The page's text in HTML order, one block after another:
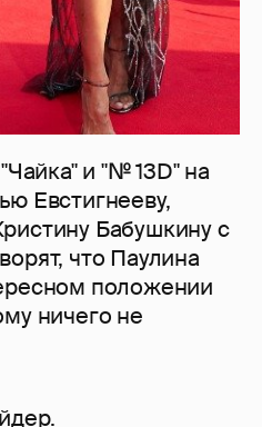
и "№ 13D" на
Евстигнееву,
Бабушкину с
что Паулина
положении
ничего не